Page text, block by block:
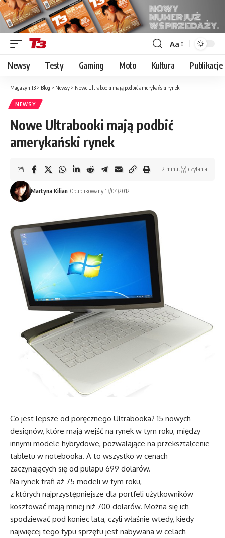
Font
Resizer
Aa
Newsy Testy Gaming Moto Kultura Publikacje
Magazyn T3 > Blog > Newsy > Nowe Ultrabooki mają podbić amerykański rynek
NEWSY
Nowe Ultrabooki mają podbić
amerykański rynek
Martyna Kilian Opublikowany 13/04/2012
2 minut(y) czytania
Co jest lepsze od poręcznego Ultrabooka? 15 nowych
designów, które mają wejść na rynek w tym roku, między
innymi modele hybrydowe, pozwalające na przekształcenie
tabletu w notebooka. A to wszystko w cenach
zaczynających się od pułapu 699 dolarów.
Na rynek trafi aż 75 modeli w tym roku,
z których najprzystępniejsze dla portfeli użytkowników
kosztować mają mniej niż 700 dolarów. Można się ich
spodziewać pod koniec lata, czyli właśnie wtedy, kiedy
najwięcej tego typu sprzętu jest nabywana w celach